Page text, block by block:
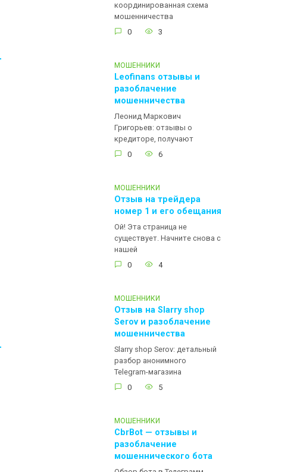
координированная схема
мошенничества
0
3
МОШЕННИКИ
Leofinans отзывы и
разоблачение
мошенничества
Леонид Маркович
Григорьев: отзывы о
кредиторе, получают
0
6
МОШЕННИКИ
Отзыв на трейдера
номер 1 и его обещания
Ой! Эта страница не
существует. Начните снова с
нашей
0
4
МОШЕННИКИ
Отзыв на Slarry shop
Serov и разоблачение
мошенничества
Slarry shop Serov: детальный
разбор анонимного
Telegram-магазина
0
5
МОШЕННИКИ
CbrBot — отзывы и
разоблачение
мошеннического бота